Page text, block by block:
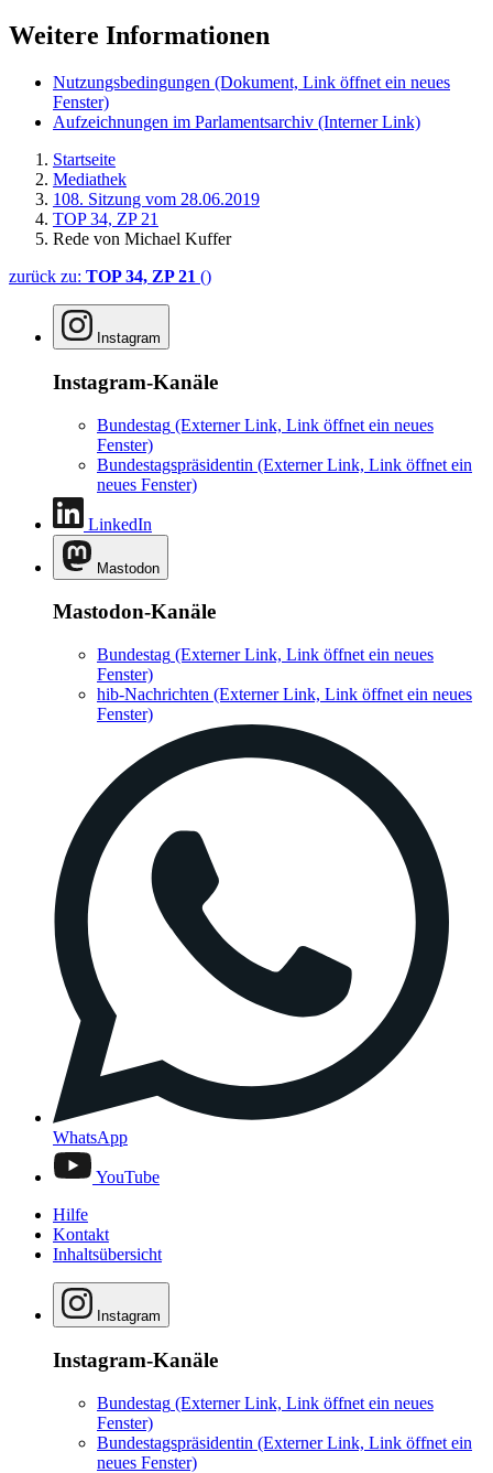
Weitere Informationen
Nutzungsbedingungen (Dokument, Link öffnet ein neues
Fenster)
Aufzeichnungen im Parlamentsarchiv (Interner Link)
Startseite
Mediathek
108. Sitzung vom 28.06.2019
TOP 34, ZP 21
Rede von Michael Kuffer
zurück zu: TOP 34, ZP 21 ()
Instagram
Instagram-Kanäle
Bundestag (Externer Link, Link öffnet ein neues
Fenster)
Bundestagspräsidentin (Externer Link, Link öffnet ein
neues Fenster)
LinkedIn
Mastodon
Mastodon-Kanäle
Bundestag (Externer Link, Link öffnet ein neues
Fenster)
hib-Nachrichten (Externer Link, Link öffnet ein neues
Fenster)
WhatsApp
YouTube
Hilfe
Kontakt
Inhaltsübersicht
Instagram
Instagram-Kanäle
Bundestag (Externer Link, Link öffnet ein neues
Fenster)
Bundestagspräsidentin (Externer Link, Link öffnet ein
neues Fenster)